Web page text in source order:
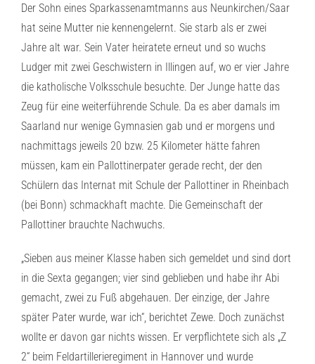
Der Sohn eines Sparkassenamtmanns aus Neunkirchen/Saar
hat seine Mutter nie kennengelernt. Sie starb als er zwei
Jahre alt war. Sein Vater heiratete erneut und so wuchs
Ludger mit zwei Geschwistern in Illingen auf, wo er vier Jahre
die katholische Volksschule besuchte. Der Junge hatte das
Zeug für eine weiterführende Schule. Da es aber damals im
Saarland nur wenige Gymnasien gab und er morgens und
nachmittags jeweils 20 bzw. 25 Kilometer hätte fahren
müssen, kam ein Pallottinerpater gerade recht, der den
Schülern das Internat mit Schule der Pallottiner in Rheinbach
(bei Bonn) schmackhaft machte. Die Gemeinschaft der
Pallottiner brauchte Nachwuchs.
„Sieben aus meiner Klasse haben sich gemeldet und sind dort
in die Sexta gegangen; vier sind geblieben und habe ihr Abi
gemacht, zwei zu Fuß abgehauen. Der einzige, der Jahre
später Pater wurde, war ich“, berichtet Zewe. Doch zunächst
wollte er davon gar nichts wissen. Er verpflichtete sich als „Z
2“ beim Feldartillerieregiment in Hannover und wurde